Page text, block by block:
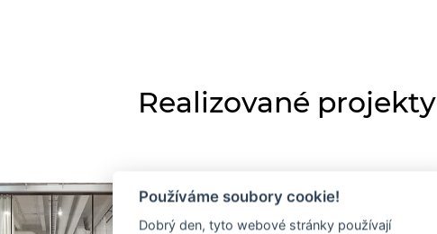
Realizované projekty
Používáme soubory cookie!
Dobrý den, tyto webové stránky používají